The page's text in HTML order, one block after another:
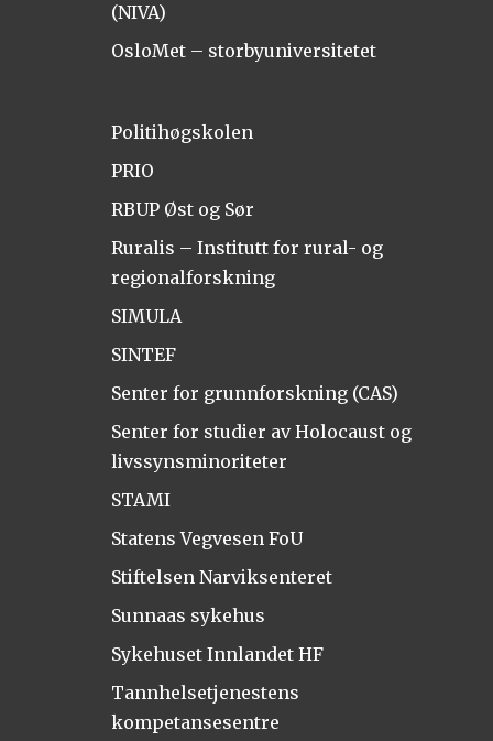
(NIVA)
OsloMet – storbyuniversitetet
Politihøgskolen
PRIO
RBUP Øst og Sør
Ruralis – Institutt for rural- og
regionalforskning
SIMULA
SINTEF
Senter for grunnforskning (CAS)
Senter for studier av Holocaust og
livssynsminoriteter
STAMI
Statens Vegvesen FoU
Stiftelsen Narviksenteret
Sunnaas sykehus
Sykehuset Innlandet HF
Tannhelsetjenestens
kompetansesentre